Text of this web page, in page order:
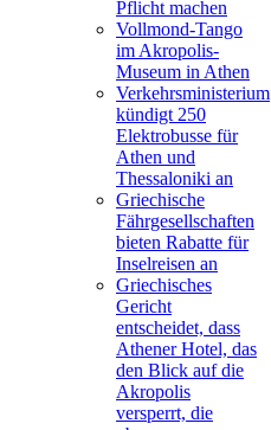
Pflicht machen
Vollmond-Tango
im Akropolis-
Museum in Athen
Verkehrsministerium
kündigt 250
Elektrobusse für
Athen und
Thessaloniki an
Griechische
Fährgesellschaften
bieten Rabatte für
Inselreisen an
Griechisches
Gericht
entscheidet, dass
Athener Hotel, das
den Blick auf die
Akropolis
versperrt, die